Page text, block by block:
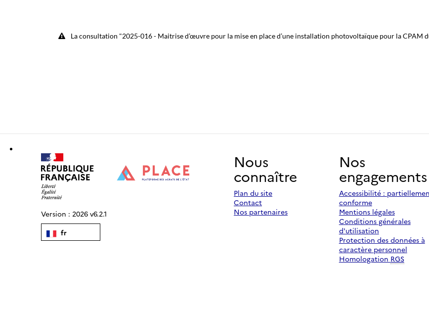
La consultation "2025-016 - Maitrise d’œuvre pour la mise en place d’une installation photovoltaïque pour la CPAM
Version : 2026 v6.2.1
fr
Nous
connaître
Plan du site
Contact
Nos partenaires
Nos
engagements
Accessibilité :
conforme
Mentions légales
Conditions générales
d'utilisation
Protection des données à
caractère personnel
Homologation RGS